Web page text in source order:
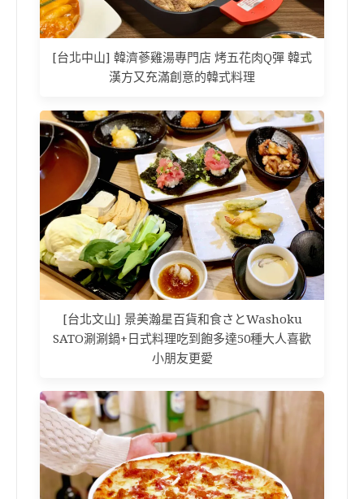
[台北中山] 韓濟蔘雞湯專門店 烤五花肉Q彈 韓式
漢方又充滿創意的韓式料理
[台北文山] 景美瀚星百貨和食さとWashoku
SATO涮涮鍋+日式料理吃到飽多達50種大人喜歡
小朋友更愛